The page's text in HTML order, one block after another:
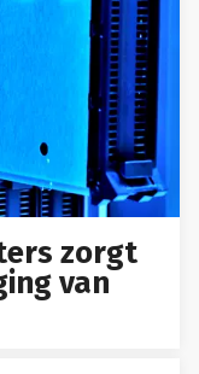
zorgt
van